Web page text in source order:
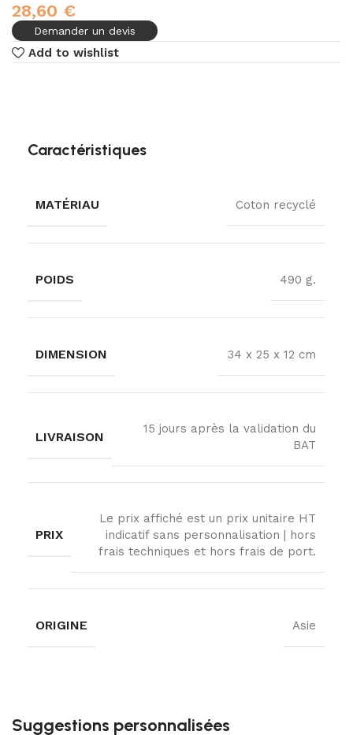
28,60 €
Demander un devis
Add to wishlist
Caractéristiques
ORIGINE Asie
MATÉRIAU Coton recyclé
POIDS 490 g.
DIMENSION 34 x 25 x 12 cm
LIVRAISON
15 jours après la validation du
BAT
PRIX
Le prix affiché est un prix unitaire HT
indicatif sans personnalisation | hors
frais techniques et hors frais de port.
Suggestions personnalisées